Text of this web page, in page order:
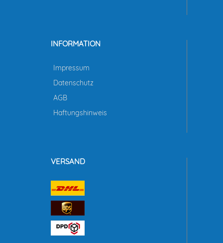
INFORMATION
Impressum
Datenschutz
AGB
Haftungshinweis
VERSAND